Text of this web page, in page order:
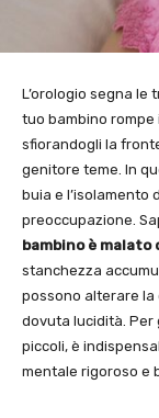
L’orologio segna
tuo bambino rompe
sfiorandogli la
genitore teme. In
buia e l’isolamento
preoccupazione.
bambino è
stanchezza
possono alterare la
dovuta lucidità. Per
piccoli, è
mentale rigoroso e